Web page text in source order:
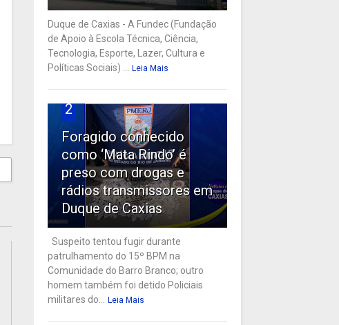
Duque de Caxias - A Fundec (Fundação
de Apoio à Escola Técnica, Ciência,
Tecnologia, Esporte, Lazer, Cultura e
Políticas Sociais) ...
Leia Mais
2
Foragido conhecido
como ‘Mata Rindo’ é
preso com drogas e
rádios transmissores em
Duque de Caxias
Suspeito tentou fugir durante
patrulhamento do 15º BPM na
Comunidade do Barro Branco; outro
homem também foi detido Policiais
militares do...
Leia Mais